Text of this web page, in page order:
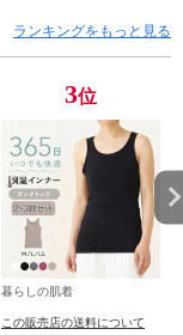
たか 締め付けな
い ババ ノースリ
女性 年間 下着
肌着 M/L/LL
G5011B-RT
ランキングをもっと見る
3位
暮らしの肌着
この販売店の送料について